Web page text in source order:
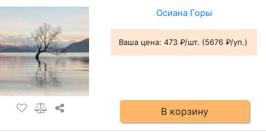
Осиана Горы
Ваша цена: 473 ₽/шт. (5676 ₽/уп.)
В корзину